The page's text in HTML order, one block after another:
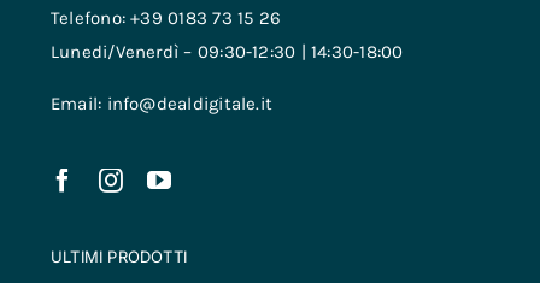
Telefono: +39 0183 73 15 26
Lunedi/Venerdì – 09:30-12:30 | 14:30-18:00
Email: info@dealdigitale.it
ULTIMI PRODOTTI